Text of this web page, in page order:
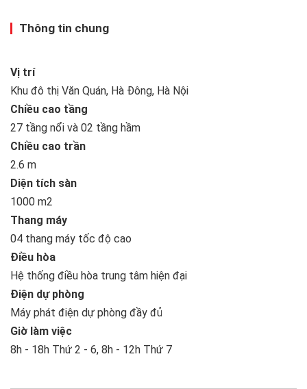
Thông tin chung
Vị trí
Khu đô thị Văn Quán, Hà Đông, Hà Nội
Chiều cao tầng
27 tầng nổi và 02 tầng hầm
Chiều cao trần
2.6 m
Diện tích sàn
1000 m2
Thang máy
04 thang máy tốc độ cao
Điều hòa
Hệ thống điều hòa trung tâm hiện đại
Điện dự phòng
Máy phát điện dự phòng đầy đủ
Giờ làm việc
8h - 18h Thứ 2 - 6, 8h - 12h Thứ 7